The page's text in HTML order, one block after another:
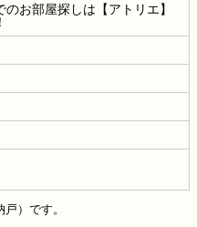
のお部屋探しは【アトリエ】
）です。